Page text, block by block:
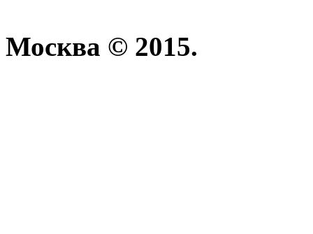
Москва © 2015.